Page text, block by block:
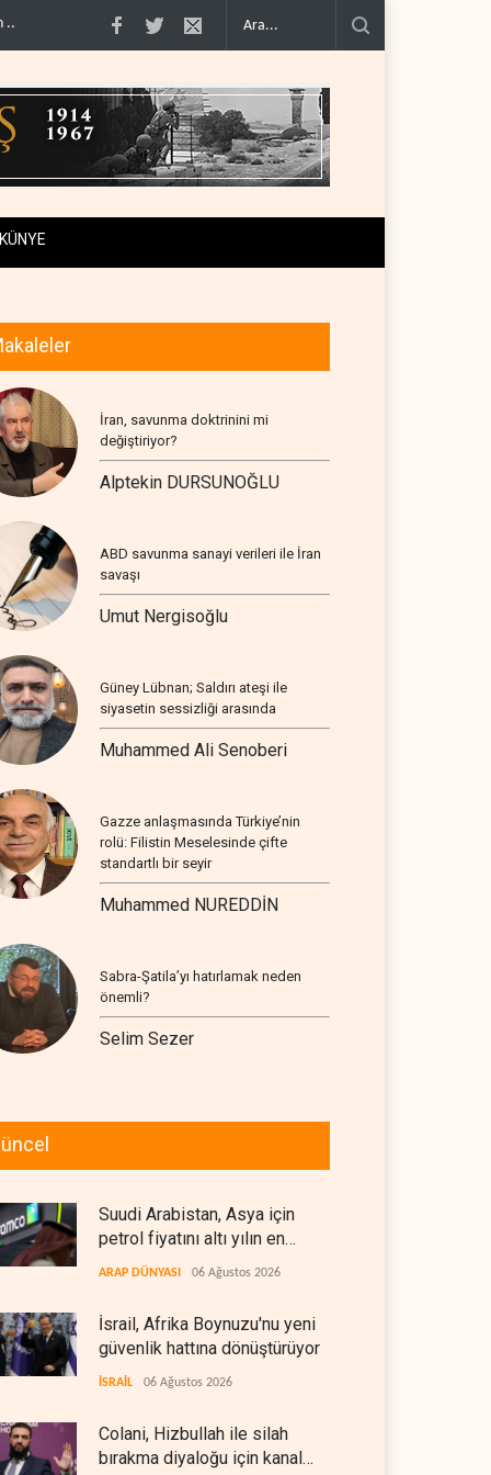
BM yetkilisinden İsrail'e gizli belge akışı.. Colani, Hizbullah ile
KÜNYE
İran, savunma doktrinini mi
değiştiriyor?
Alptekin DURSUNOĞLU
ABD savunma sanayi verileri ile İran
savaşı
Umut Nergisoğlu
Güney Lübnan; Saldırı ateşi ile
siyasetin sessizliği arasında
Muhammed Ali Senoberi
Gazze anlaşmasında Türkiye’nin
rolü: Filistin Meselesinde çifte
standartlı bir seyir
Muhammed NUREDDİN
Sabra-Şatila’yı hatırlamak neden
önemli?
Selim Sezer
Suudi Arabistan, Asya için
petrol fiyatını altı yılın en
düşüğüne indirdi
ARAP DÜNYASI 06 Ağustos 2026
İsrail, Afrika Boynuzu'nu yeni
güvenlik hattına dönüştürüyor
İSRAİL 06 Ağustos 2026
Colani, Hizbullah ile silah
bırakma diyaloğu için kanal